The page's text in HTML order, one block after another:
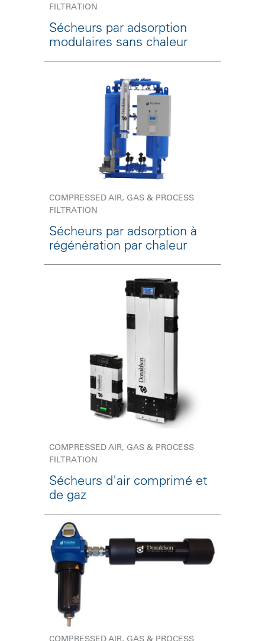
FILTRATION
Sécheurs par adsorption
modulaires sans chaleur
COMPRESSED AIR, GAS & PROCESS
FILTRATION
Sécheurs par adsorption à
régénération par chaleur
COMPRESSED AIR, GAS & PROCESS
FILTRATION
Sécheurs d'air comprimé et
de gaz
COMPRESSED AIR, GAS & PROCESS